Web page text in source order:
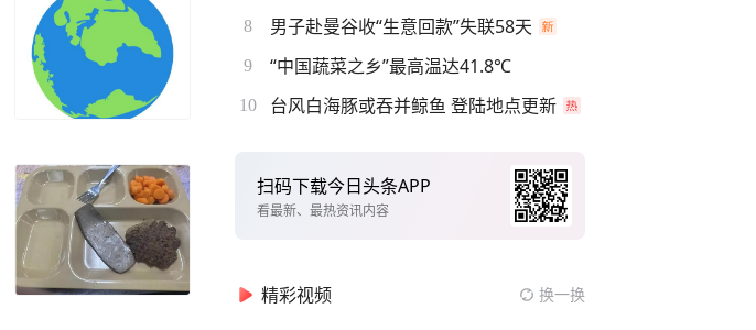
8 男子赴曼谷收“生意回款”失联58天
9 “中国蔬菜之乡”最高温达41.8℃
10 台风白海豚或吞并鲸鱼 登陆地点更新
扫码下载今日头条APP
看最新、最热资讯内容
精彩视频 换一换